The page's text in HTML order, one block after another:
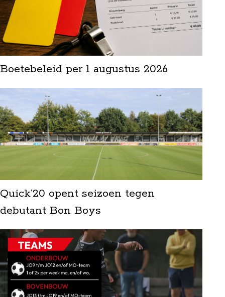
Boetebeleid per 1 augustus 2026
Quick’20 opent seizoen tegen
debutant Bon Boys